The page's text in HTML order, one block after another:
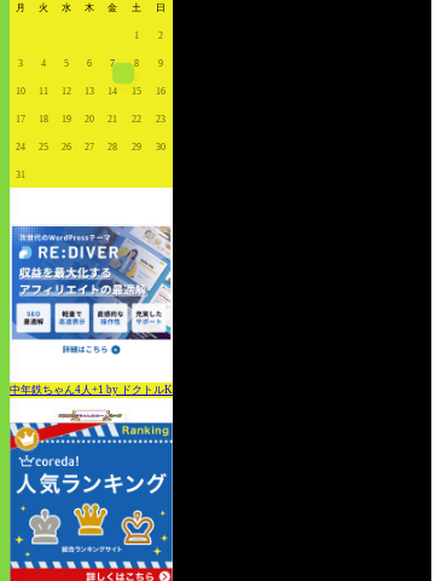
月 火 水 木 金 土 日
1 2
3 4 5 6 7 8 9
10 11 12 13 14 15 16
17 18 19 20 21 22 23
24 25 26 27 28 29 30
31
中年鉄ちゃん4人+1 by ドクトルK